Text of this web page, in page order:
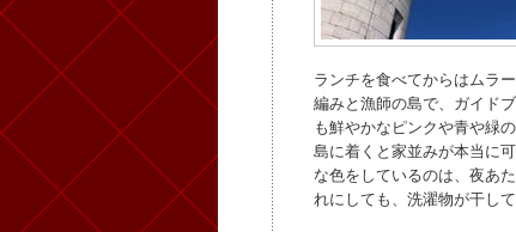
ランチを食べてからはムラ
編みと漁師の島で、ガイド
も鮮やかなピンクや青や緑
島に着くと家並みが本当に
な色をしているのは、夜あ
れにしても、洗濯物が干し